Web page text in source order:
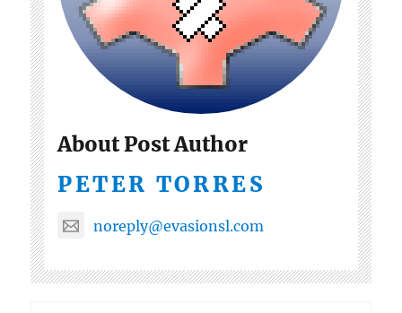
About Post Author
PETER TORRES
noreply@evasionsl.com